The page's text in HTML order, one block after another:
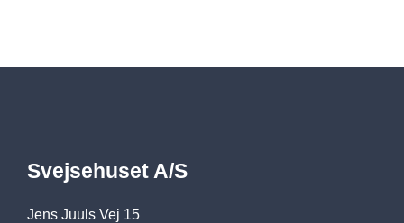
Svejsehuset A/S
Jens Juuls Vej 15